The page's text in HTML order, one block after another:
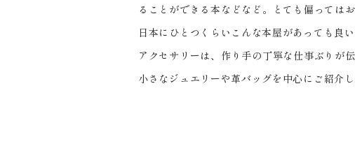
ることができる本などなど。とても偏ってはお
日本にひとつくらいこんな本屋があっても良い
アクセサリーは、作り手の丁寧な仕事ぶりが
小さなジュエリーや革バッグを中心にご紹介し